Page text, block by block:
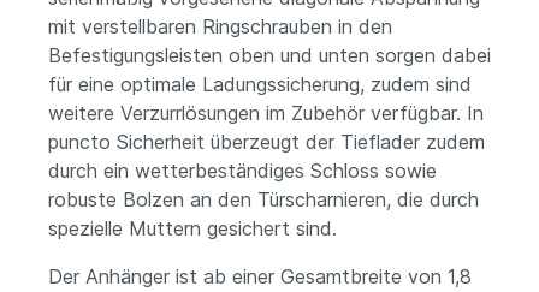
mit verstellbaren Ringschrauben in den
Befestigungsleisten oben und unten sorgen dabei
für eine optimale Ladungssicherung, zudem sind
weitere Verzurrlösungen im Zubehör verfügbar. In
puncto Sicherheit überzeugt der Tieflader zudem
durch ein wetterbeständiges Schloss sowie
robuste Bolzen an den Türscharnieren, die durch
spezielle Muttern gesichert sind.
Der Anhänger ist ab einer Gesamtbreite von 1,8